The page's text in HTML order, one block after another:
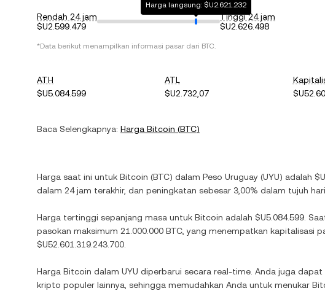
Rendah 24 jam
$U2.599.479
Harga langsung: $U2.621.232
Tinggi 24 jam
$U2.626.498
*Data berikut menampilkan informasi pasar dari BTC.
ATH
$U5.084.599
ATL
$U2.732,07
Baca Selengkapnya: Harga Bitcoin (BTC)
Harga saat ini untuk Bitcoin (BTC) dalam Peso Uruguay (UYU) adalah
dalam 24 jam terakhir, dan peningkatan sebesar 3,00% dalam tujuh
Harga tertinggi sepanjang masa untuk Bitcoin adalah $U5.084.599 .
pasokan maksimum 21.000.000 BTC , yang menempatkan kapitalisasi
$U52.601.319.243.700
Harga Bitcoin dalam UYU diperbarui secara real-time. Anda juga dapat
kripto populer lainnya, sehingga memudahkan Anda untuk menukar